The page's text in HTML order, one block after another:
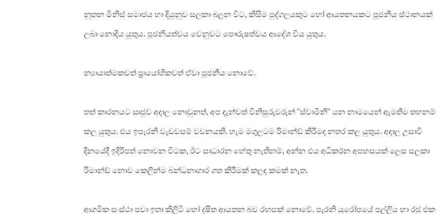
නූතන මිනිස් සමාජය හා දියුනුව සලකා බලන විට, කිසිම පුද්ගලයකුට හෝ ආයතනයකට පූජනීය ස්ථානයක්
ලබා නොදිය යුතුය. පූජනීයත්වය වෙනුවට පෞරුෂත්වය ආදේශ විය යුතුය.
න්‍යායාත්මකවත් ප්‍රායෝගිකවත් ඒවා පූජනීය නොවේ.
තත් කාරනයට ඍජුව අදාල නොවුනත්, අප දැන්වත් විනිසුරුවරුන් "ස්වාමිනි" යන නාමයෙන් ඇමතීම තහනම්
කල යුතුය. එය ඉපැරනි වැඩවසම් වචනයකි. හැම මගුලටම රිමාන්ඩ් කිරීමද නතර කල යුතුය. අදාල උසාවි
දිනයේදී ඉදිරිපත් නොවන විටක, ඊට සාධාරන හේතු නැතිනම්, අන්න එය අධිකරන අපහසයක් ලෙස සලකා
රිමාන්ඩ් නොව කෙලින්ම බන්ධනාගාර ගත කිරීමක් කලද කමක් නැත.
ආගමික සංස්ථා පවා ඉතා කිලිටි හෝ දූෂිත ආයතන බව රහසක් නොවේ. පැරනි යුරෝපයේ පල්ලිය හා රජු එක